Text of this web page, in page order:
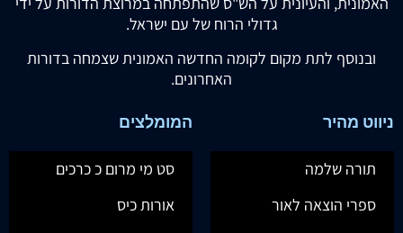
גדולי הרוח של עם ישראל.
ובנוסף לתת מקום לקומה החדשה האמונית שצמחה בדורות
האחרונים.
ניווט מהיר
תורה שלמה
ספרי הוצאה לאור
המומלצים
סט מי מרום כ כרכים
אורות כיס